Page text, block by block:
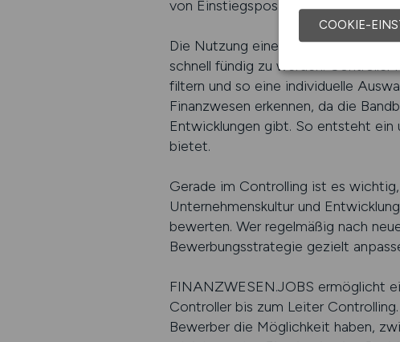
von Einstiegspositionen bis hin zu
Die Nutzung eines
schnell fündig zu werden. Controller
filtern und so eine individuelle
Finanzwesen erkennen, da die
Entwicklungen gibt. So entsteht ein
bietet.
Gerade im Controlling ist es
Unternehmenskultur und
bewerten. Wer regelmäßig nach
Bewerbungsstrategie gezielt
FINANZWESEN.JOBS ermöglicht
Controller bis zum Leiter
Bewerber die Möglichkeit haben,
COOKIE-